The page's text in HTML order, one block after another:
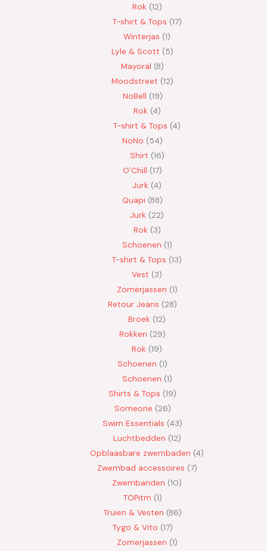
Rok 12
T-shirt & Tops 17
Winterjas 1
Lyle & Scott
5
Mayoral 8
Moodstreet 12
NoBell 19
Rok 4
T-shirt & Tops 4
NoNo
54
Shirt 16
O'Chill 17
Jurk 4
Quapi 88
Jurk 22
Rok 3
Schoenen 1
T-shirt & Tops 13
Vest
3
Zomerjassen 1
Retour Jeans
28
Broek 12
Rokken
29
Rok 19
Schoenen 1
Schoenen 1
Shirts & Tops 19
Someone 26
Swim Essentials 43
Luchtbedden 12
Opblaasbare zwembaden 4
Zwembad accessoires 7
Zwembanden 10
TOPitm 1
Truien & Vesten 86
Tygo & Vito 17
Zomerjassen 1